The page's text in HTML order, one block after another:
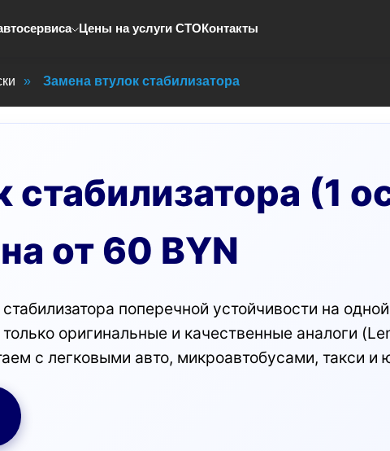
Цены на услуги СТОКонтакты
» Замена втулок стабилизатора
стабилизатора (1
от 60 BYN
поперечной устойчивости на
оригинальные и качественные аналоги
с легковыми авто, микроавтобусами, такси и